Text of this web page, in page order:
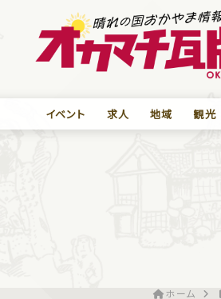
イベント 求人 地域 観光
ホーム